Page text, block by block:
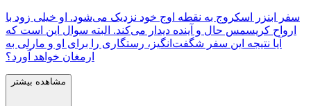
سفر ابنزر اسکروج به نقطه اوج خود نزدیک می‌شود. او خیلی زود با
ارواح کریسمس حال و آینده دیدار می‌کند. البته سوال این است که
آیا نتیجه این سفر شگفت‌انگیز، رستگاری را برای او و مارلی به
ارمغان خواهد آورد؟
مشاهده بیشتر